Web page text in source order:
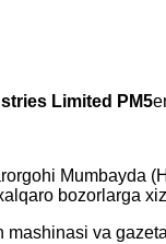
Limited PM5
Mumbayda
bozorlarga
va